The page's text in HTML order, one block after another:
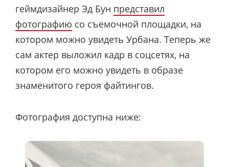
геймдизайнер Эд Бун представил
фотографию со съемочной площадки, на
котором можно увидеть Урбана. Теперь же
сам актер выложил кадр в соцсетях, на
котором его можно увидеть в образе
знаменитого героя файтингов.
Фотография доступна ниже: